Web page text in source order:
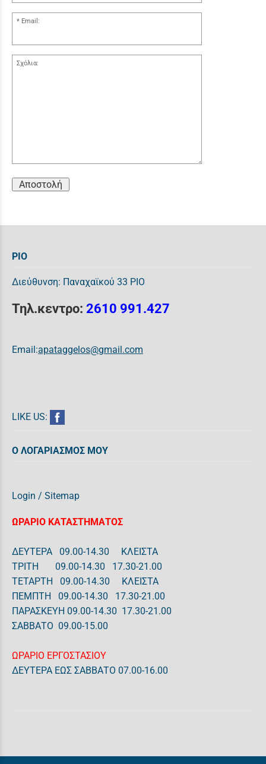
Email:
Σχόλια:
Αποστολή
ΡΙΟ
Διεύθυνση: Παναχαϊκού 33 ΡΙΟ
Τηλ.κεντρο: 2610 991.427
Email:apataggelos@gmail.com
LIKE US:
Ο ΛΟΓΑΡΙΑΣΜΟΣ ΜΟΥ
Login / Sitemap
ΩΡΑΡΙΟ ΚΑΤΑΣΤΗΜΑΤΟΣ
ΔΕΥΤΕΡΑ 09.00-14.30 ΚΛΕΙΣΤΑ
ΤΡΙΤΗ 09.00-14.30 17.30-21.00
ΤΕΤΑΡΤΗ 09.00-14.30 ΚΛΕΙΣΤΑ
ΠΕΜΠΤΗ 09.00-14.30 17.30-21.00
ΠΑΡΑΣΚΕΥΗ 09.00-14.30 17.30-21.00
ΣΑΒΒΑΤΟ 09.00-15.00
ΩΡΑΡΙΟ ΕΡΓΟΣΤΑΣΙΟΥ
ΔΕΥΤΕΡΑ ΕΩΣ ΣΑΒΒΑΤΟ 07.00-16.00